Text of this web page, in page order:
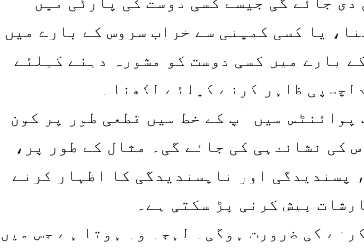
یا کسی کمپنی سے خراب سروس کے بارے میں
بارے میں کسی دوست کو مشورہ دینے کیلئے
ظاہر کرنے کیلئے لکھنا۔
پوائنٹس میں آپ کے خط میں قطعی طور پر کون
کی نشاندہی کی جائے گی۔ مثال کے طور پر،
پسندیدگی اور ناپسندیدگی کا اظہار کرنے
پیش کرنی پڑ سکتی ہے۔
کی ضرورت ہوگی۔ لہجہ وہ ہوتا ہے جس میں